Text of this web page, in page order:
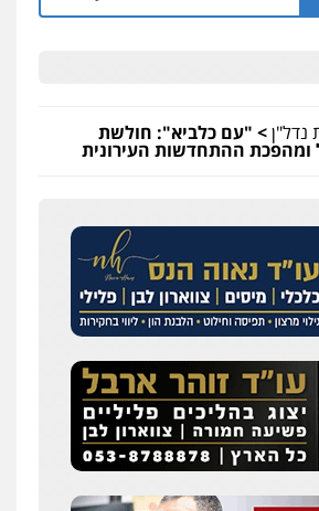
נדל"ן> "עם כלביא": חולשת
ומהפכת ההתחדשות העירונית